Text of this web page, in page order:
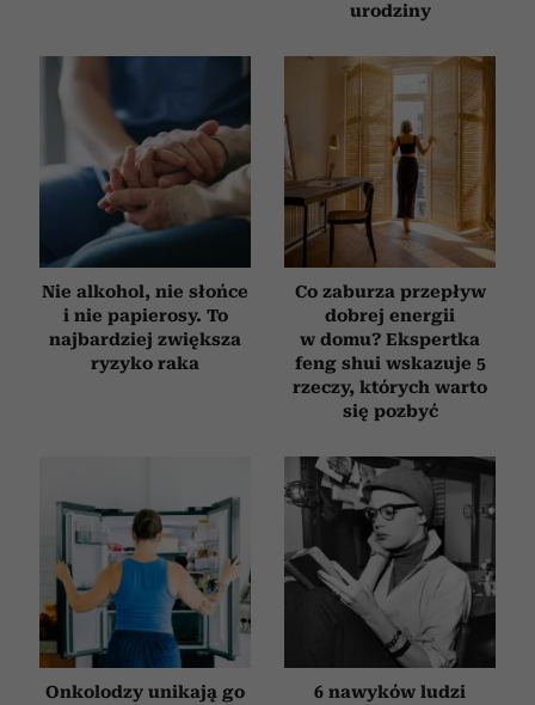
urodziny
Nie alkohol, nie słońce
i nie papierosy. To
najbardziej zwiększa
ryzyko raka
Co zaburza przepływ
dobrej energii
w domu? Ekspertka
feng shui wskazuje 5
rzeczy, których warto
się pozbyć
Onkolodzy unikają go
6 nawyków ludzi